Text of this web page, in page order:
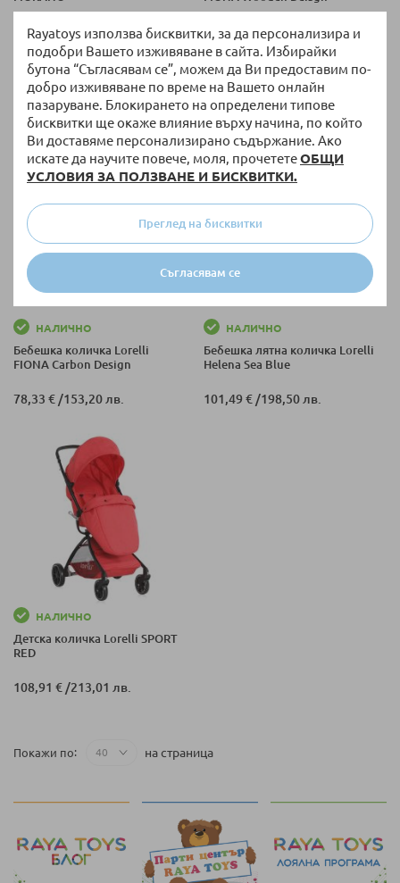
Rayatoys използва бисквитки, за да персонализира и
подобри Вашето изживяване в сайта. Избирайки
бутона “Съгласявам се”, можем да Ви предоставим по-
добро изживяване по време на Вашето онлайн
пазаруване. Блокирането на определени типове
бисквитки ще окаже влияние върху начина, по който
Ви доставяме персонализирано съдържание. Ако
искате да научите повече, моля, прочететеОБЩИ
УСЛОВИЯ ЗА ПОЛЗВАНЕ И БИСКВИТКИ.
Съгласявам се
Преглед на бисквитки
99,00 €/193,63 лв.
+ още варианти
78,33 €/153,20 лв.
НАЛИЧНО
Бебешка количка Lorelli
FIONA Carbon Design
78,33 € /153,20 лв.
НАЛИЧНО
Бебешка лятна количка Lorelli
Helena Sea Blue
101,49 € /198,50 лв.
НАЛИЧНО
Детска количка Lorelli SPORT
RED
108,91 € /213,01 лв.
Покажи по на страница